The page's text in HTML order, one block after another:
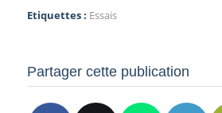
Etiquettes : Essais
Partager cette publication